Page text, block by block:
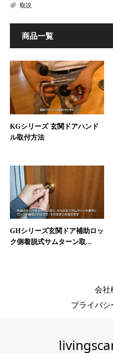
取説
商品一覧
KGシリーズ 玄関ドアハンド
ル取付方法
GHシリーズ玄関ドア補助ロッ
ク側着脱式サムターン取...
会社
プライバ